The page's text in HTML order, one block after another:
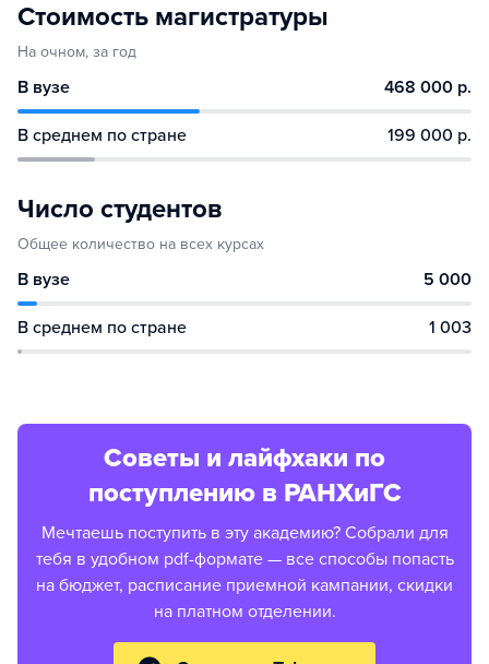
Стоимость магистратуры
На очном, за год
В вузе 468 000 р.
В среднем по стране 199 000 р.
Число студентов
Общее количество на всех курсах
В вузе 5 000
В среднем по стране 1 003
Советы и лайфхаки по
поступлению в РАНХиГС
Мечтаешь поступить в эту академию? Собрали для
тебя в удобном pdf-формате — все способы попасть
на бюджет, расписание приемной кампании, скидки
на платном отделении.